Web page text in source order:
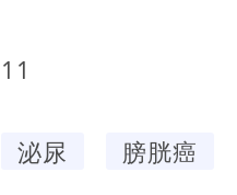
泌尿 膀胱癌